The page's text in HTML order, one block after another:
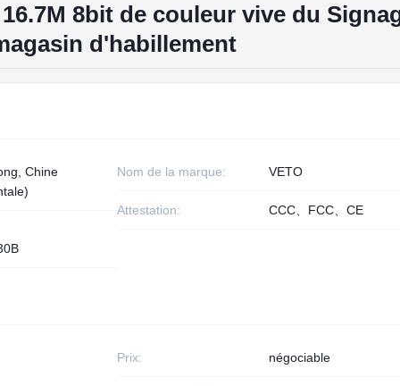
8bit de couleur vive du
d'habillement
Chine
Nom de la marque: VETO
Attestation: CCC、FCC、CE
Prix: négociable